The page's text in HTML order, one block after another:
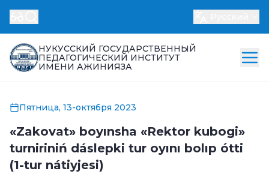
НУКУССКИЙ ГОСУДАРСТВЕННЫЙ
ПЕДАГОГИЧЕСКИЙ ИНСТИТУТ
ИМЕНИ АЖИНИЯЗА
Пятница, 13-октября 2023
«Zakovat» boyınsha «Rektor kubogi»
turniriniń dáslepki tur oyını bolıp ótti
(1-tur nátiyjesi)